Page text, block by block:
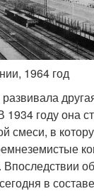
1964 год
году она
смеси, в
в